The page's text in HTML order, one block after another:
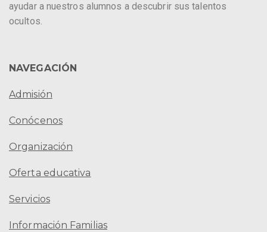
ayudar a nuestros alumnos a descubrir sus talentos
ocultos.
NAVEGACIÓN
Admisión
Conócenos
Organización
Oferta educativa
Servicios
Información Familias